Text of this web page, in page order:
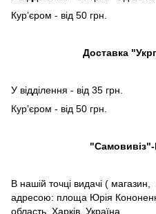
Кур’єром - від 50 грн.
Доставка
У відділення - від 35 грн.
Кур’єром - від 50 грн.
В нашій точці видачі ( магазин,
адресою: площа Юрія
область, Харків, Україна